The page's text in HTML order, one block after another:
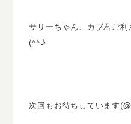
サリーちゃん、カブ君ご
(^^♪
次回もお待ちしています